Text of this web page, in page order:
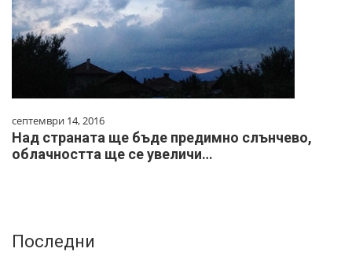
септември 14, 2016
Над страната ще бъде предимно слънчево,
облачността ще се увеличи…
Последни